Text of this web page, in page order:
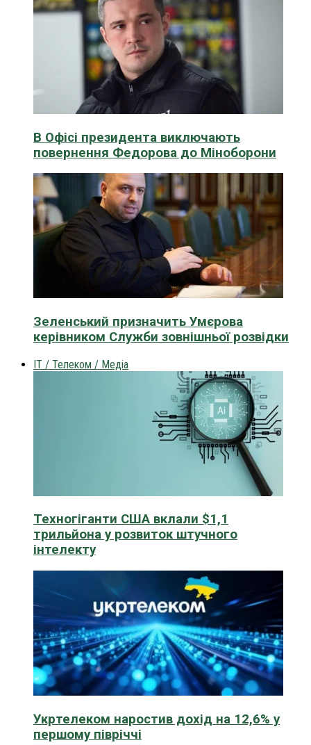
В Офісі президента виключають
повернення Федорова до Міноборони
Зеленський призначить Умєрова
керівником Служби зовнішньої розвідки
IT / Телеком / Медіа
Техногіганти США вклали $1,1
трильйона у розвиток штучного
інтелекту
Укртелеком наростив дохід на 12,6% у
першому півріччі